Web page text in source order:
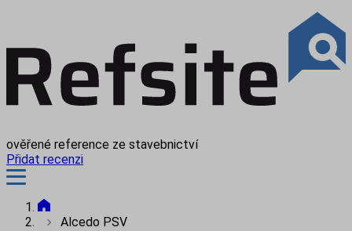
ověřené reference ze stavebnictví
Přidat recenzi
Alcedo PSV